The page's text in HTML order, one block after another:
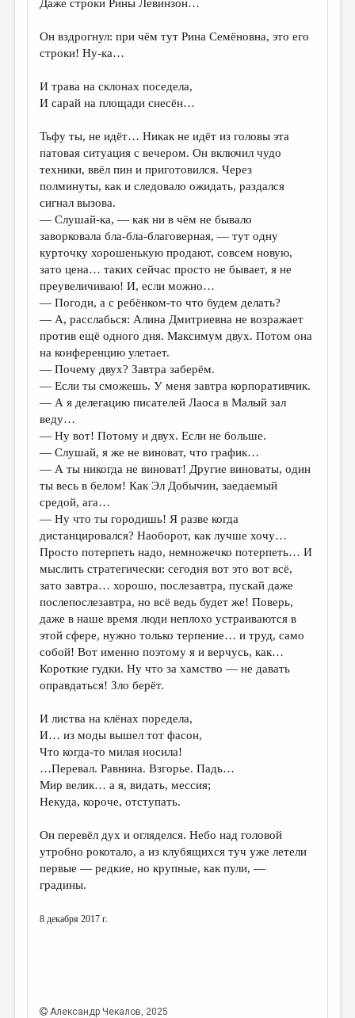
Даже строки Рины Левинзон…
Он вздрогнул: при чём тут Рина Семёновна, это его
строки! Ну-ка…
И трава на склонах поседела,
И сарай на площади снесён…
Тьфу ты, не идёт… Никак не идёт из головы эта
патовая ситуация с вечером. Он включил чудо
техники, ввёл пин и приготовился. Через
полминуты, как и следовало ожидать, раздался
сигнал вызова.
— Слушай-ка, — как ни в чём не бывало
заворковала бла-бла-благоверная, — тут одну
курточку хорошенькую продают, совсем новую,
зато цена… таких сейчас просто не бывает, я не
преувеличиваю! И, если можно…
— Погоди, а с ребёнком-то что будем делать?
— А, расслабься: Алина Дмитриевна не возражает
против ещё одного дня. Максимум двух. Потом она
на конференцию улетает.
— Почему двух? Завтра заберём.
— Если ты сможешь. У меня завтра корпоративчик.
— А я делегацию писателей Лаоса в Малый зал
веду…
— Ну вот! Потому и двух. Если не больше.
— Слушай, я же не виноват, что график…
— А ты никогда не виноват! Другие виноваты, один
ты весь в белом! Как Эл Добычин, заедаемый
средой, ага…
— Ну что ты городишь! Я разве когда
дистанцировался? Наоборот, как лучше хочу…
Просто потерпеть надо, немножечко потерпеть… И
мыслить стратегически: сегодня вот это вот всё,
зато завтра… хорошо, послезавтра, пускай даже
послепослезавтра, но всё ведь будет же! Поверь,
даже в наше время люди неплохо устраиваются в
этой сфере, нужно только терпение… и труд, само
собой! Вот именно поэтому я и верчусь, как…
Короткие гудки. Ну что за хамство — не давать
оправдаться! Зло берёт.
И листва на клёнах поредела,
И… из моды вышел тот фасон,
Что когда-то милая носила!
…Перевал. Равнина. Взгорье. Падь…
Мир велик… а я, видать, мессия;
Некуда, короче, отступать.
Он перевёл дух и огляделся. Небо над головой
утробно рокотало, а из клубящихся туч уже летели
первые — редкие, но крупные, как пули, —
градины.
8 декабря 2017 г.
Александр Чекалов, 2025